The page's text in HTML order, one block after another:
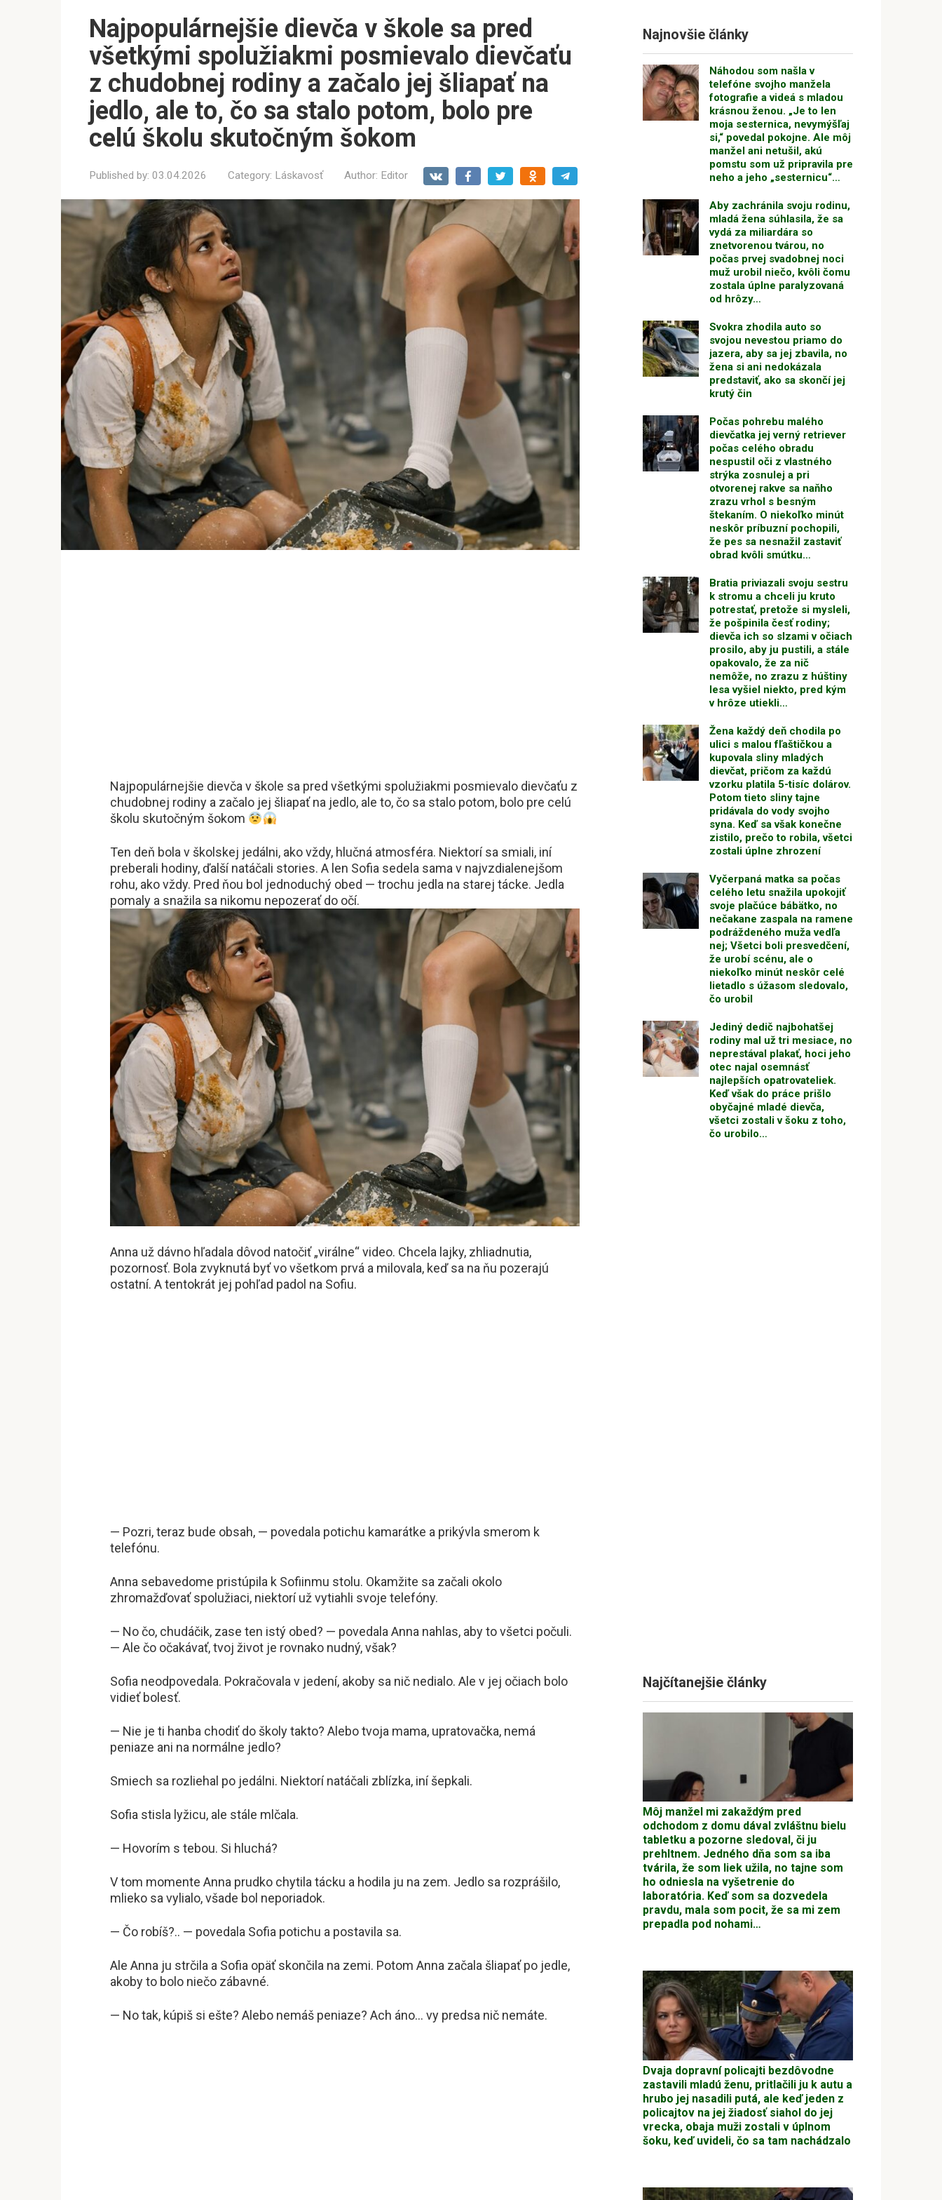
Najpopulárnejšie dievča v škole sa pred
všetkými spolužiakmi posmievalo dievčaťu
z chudobnej rodiny a začalo jej šliapať na
jedlo, ale to, čo sa stalo potom, bolo pre
celú školu skutočným šokom
Published by: 03.04.2026 Category: Láskavosť Author: Editor
Najpopulárnejšie dievča v škole sa pred všetkými spolužiakmi posmievalo dievčaťu z
chudobnej rodiny a začalo jej šliapať na jedlo, ale to, čo sa stalo potom, bolo pre celú
školu skutočným šokom
Ten deň bola v školskej jedálni, ako vždy, hlučná atmosféra. Niektorí sa smiali, iní
preberali hodiny, ďalší natáčali stories. A len Sofia sedela sama v najvzdialenejšom
rohu, ako vždy. Pred ňou bol jednoduchý obed — trochu jedla na starej tácke. Jedla
pomaly a snažila sa nikomu nepozerať do očí.
Anna už dávno hľadala dôvod natočiť „virálne“ video. Chcela lajky, zhliadnutia,
pozornosť. Bola zvyknutá byť vo všetkom prvá a milovala, keď sa na ňu pozerajú
ostatní. A tentokrát jej pohľad padol na Sofiu.
— Pozri, teraz bude obsah, — povedala potichu kamarátke a prikývla smerom k
telefónu.
Anna sebavedome pristúpila k Sofiinmu stolu. Okamžite sa začali okolo
zhromažďovať spolužiaci, niektorí už vytiahli svoje telefóny.
— No čo, chudáčik, zase ten istý obed? — povedala Anna nahlas, aby to všetci počuli.
— Ale čo očakávať, tvoj život je rovnako nudný, však?
Sofia neodpovedala. Pokračovala v jedení, akoby sa nič nedialo. Ale v jej očiach bolo
vidieť bolesť.
— Nie je ti hanba chodiť do školy takto? Alebo tvoja mama, upratovačka, nemá
peniaze ani na normálne jedlo?
Smiech sa rozliehal po jedálni. Niektorí natáčali zblízka, iní šepkali.
Sofia stisla lyžicu, ale stále mlčala.
— Hovorím s tebou. Si hluchá?
V tom momente Anna prudko chytila tácku a hodila ju na zem. Jedlo sa rozprášilo,
mlieko sa vylialo, všade bol neporiadok.
— Čo robíš?.. — povedala Sofia potichu a postavila sa.
Ale Anna ju strčila a Sofia opäť skončila na zemi. Potom Anna začala šliapať po jedle,
akoby to bolo niečo zábavné.
— No tak, kúpiš si ešte? Alebo nemáš peniaze? Ach áno… vy predsa nič nemáte.
Najnovšie články
Náhodou som našla v
telefóne svojho manžela
fotografie a videá s mladou
krásnou ženou. „Je to len
moja sesternica, nevymýšľaj
si,“ povedal pokojne. Ale môj
manžel ani netušil, akú
pomstu som už pripravila pre
neho a jeho „sesternicu“…
Aby zachránila svoju rodinu,
mladá žena súhlasila, že sa
vydá za miliardára so
znetvorenou tvárou, no
počas prvej svadobnej noci
muž urobil niečo, kvôli čomu
zostala úplne paralyzovaná
od hrôzy…
Svokra zhodila auto so
svojou nevestou priamo do
jazera, aby sa jej zbavila, no
žena si ani nedokázala
predstaviť, ako sa skončí jej
krutý čin
Počas pohrebu malého
dievčatka jej verný retriever
počas celého obradu
nespustil oči z vlastného
strýka zosnulej a pri
otvorenej rakve sa naňho
zrazu vrhol s besným
štekaním. O niekoľko minút
neskôr príbuzní pochopili,
že pes sa nesnažil zastaviť
obrad kvôli smútku…
Bratia priviazali svoju sestru
k stromu a chceli ju kruto
potrestať, pretože si mysleli,
že pošpinila česť rodiny;
dievča ich so slzami v očiach
prosilo, aby ju pustili, a stále
opakovalo, že za nič
nemôže, no zrazu z húštiny
lesa vyšiel niekto, pred kým
v hrôze utiekli…
Žena každý deň chodila po
ulici s malou fľaštičkou a
kupovala sliny mladých
dievčat, pričom za každú
vzorku platila 5-tisíc dolárov.
Potom tieto sliny tajne
pridávala do vody svojho
syna. Keď sa však konečne
zistilo, prečo to robila, všetci
zostali úplne zhrození
Vyčerpaná matka sa počas
celého letu snažila upokojiť
svoje plačúce bábätko, no
nečakane zaspala na ramene
podráždeného muža vedľa
nej; Všetci boli presvedčení,
že urobí scénu, ale o
niekoľko minút neskôr celé
lietadlo s úžasom sledovalo,
čo urobil
Jediný dedič najbohatšej
rodiny mal už tri mesiace, no
neprestával plakať, hoci jeho
otec najal osemnásť
najlepších opatrovateliek.
Keď však do práce prišlo
obyčajné mladé dievča,
všetci zostali v šoku z toho,
čo urobilo…
Najčítanejšie články
Môj manžel mi zakaždým pred
odchodom z domu dával zvláštnu bielu
tabletku a pozorne sledoval, či ju
prehltnem. Jedného dňa som sa iba
tvárila, že som liek užila, no tajne som
ho odniesla na vyšetrenie do
laboratória. Keď som sa dozvedela
pravdu, mala som pocit, že sa mi zem
prepadla pod nohami…
Dvaja dopravní policajti bezdôvodne
zastavili mladú ženu, pritlačili ju k autu a
hrubo jej nasadili putá, ale keď jeden z
policajtov na jej žiadosť siahol do jej
vrecka, obaja muži zostali v úplnom
šoku, keď uvideli, čo sa tam nachádzalo